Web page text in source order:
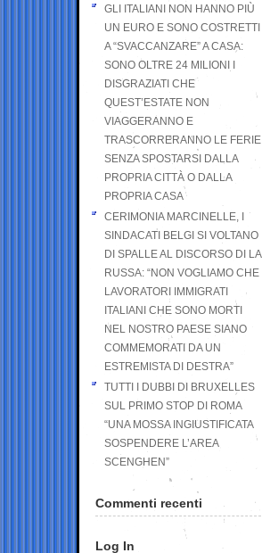
GLI ITALIANI NON HANNO PIÙ
UN EURO E SONO COSTRETTI
A “SVACCANZARE” A CASA:
SONO OLTRE 24 MILIONI I
DISGRAZIATI CHE
QUEST’ESTATE NON
VIAGGERANNO E
TRASCORRERANNO LE FERIE
SENZA SPOSTARSI DALLA
PROPRIA CITTÀ O DALLA
PROPRIA CASA
CERIMONIA MARCINELLE, I
SINDACATI BELGI SI VOLTANO
DI SPALLE AL DISCORSO DI LA
RUSSA: “NON VOGLIAMO CHE
LAVORATORI IMMIGRATI
ITALIANI CHE SONO MORTI
NEL NOSTRO PAESE SIANO
COMMEMORATI DA UN
ESTREMISTA DI DESTRA”
TUTTI I DUBBI DI BRUXELLES
SUL PRIMO STOP DI ROMA
“UNA MOSSA INGIUSTIFICATA
SOSPENDERE L’AREA
SCENGHEN”
Commenti recenti
Log In